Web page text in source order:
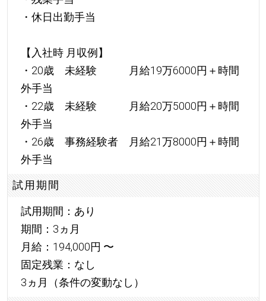
・休日出勤手当
【入社時 月収例】
・20歳 未経験 月給19万6000円＋時間
外手当
・22歳 未経験 月給20万5000円＋時間
外手当
・26歳 事務経験者 月給21万8000円＋時間
外手当
試用期間
試用期間：あり
期間：3ヵ月
月給：194,000円 〜
固定残業：なし
3ヵ月（条件の変動なし）